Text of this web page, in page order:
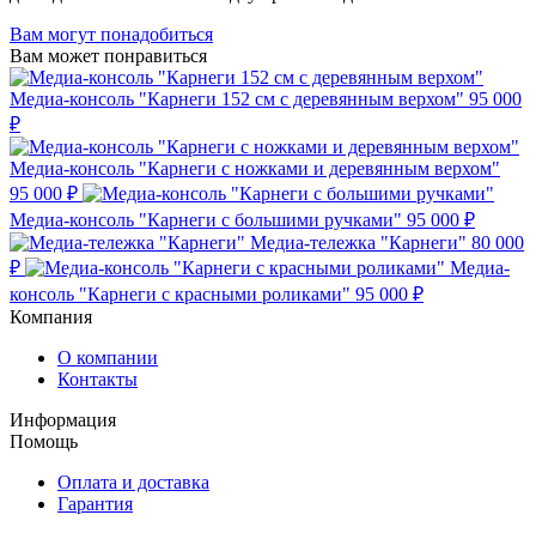
Вам могут понадобиться
Вам может понравиться
Медиа-консоль "Карнеги 152 см с деревянным верхом" 95 000
₽
Медиа-консоль "Карнеги с ножками и деревянным верхом"
95 000 ₽
Медиа-консоль "Карнеги с большими ручками" 95 000 ₽
Медиа-тележка "Карнеги" 80 000
₽
Медиа-
консоль "Карнеги с красными роликами" 95 000 ₽
Компания
О компании
Контакты
Информация
Помощь
Оплата и доставка
Гарантия